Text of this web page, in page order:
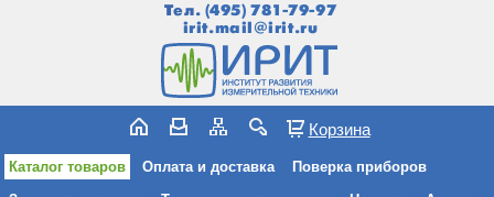
Тел. (495) 781-79-97
irit.mail@irit.ru
Корзина
Каталог товаров Оплата и доставка Поверка приборов